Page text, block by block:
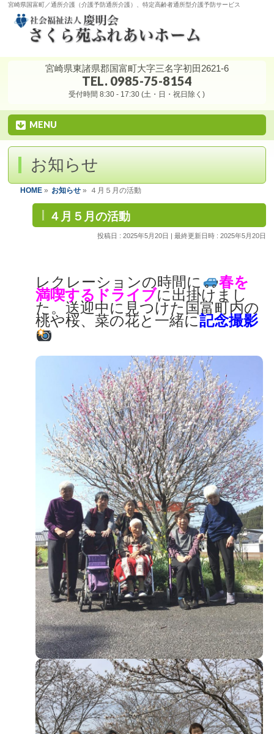
宮崎県国富町／通所介護（介護予防通所介護）、特定高齢者通所型介護予防サービス
宮崎県東諸県郡国富町大字三名字初田2621-6
TEL. 0985-75-8154
受付時間 8:30 - 17:30 (土・日・祝日除く)
MENU
お知らせ
HOME » お知らせ » ４月５月の活動
４月５月の活動
投稿日 : 2025年5月20日 最終更新日時 : 2025年5月20日
レクレーションの時間に 春を
満喫するドライブに出掛けまし
た。送迎中に見つけた国富町内の
桃や桜、菜の花と一緒に記念撮影